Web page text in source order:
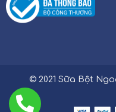
© 2021 Sữa Bột